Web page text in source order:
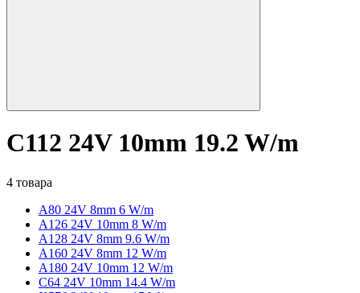
C112 24V 10mm 19.2 W/m
4 товара
A80 24V 8mm 6 W/m
A126 24V 10mm 8 W/m
A128 24V 8mm 9.6 W/m
A160 24V 8mm 12 W/m
A180 24V 10mm 12 W/m
C64 24V 10mm 14.4 W/m